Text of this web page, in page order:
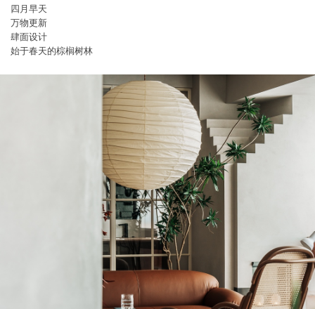
四月早天
万物更新
肆面设计
始于春天的棕榈树林